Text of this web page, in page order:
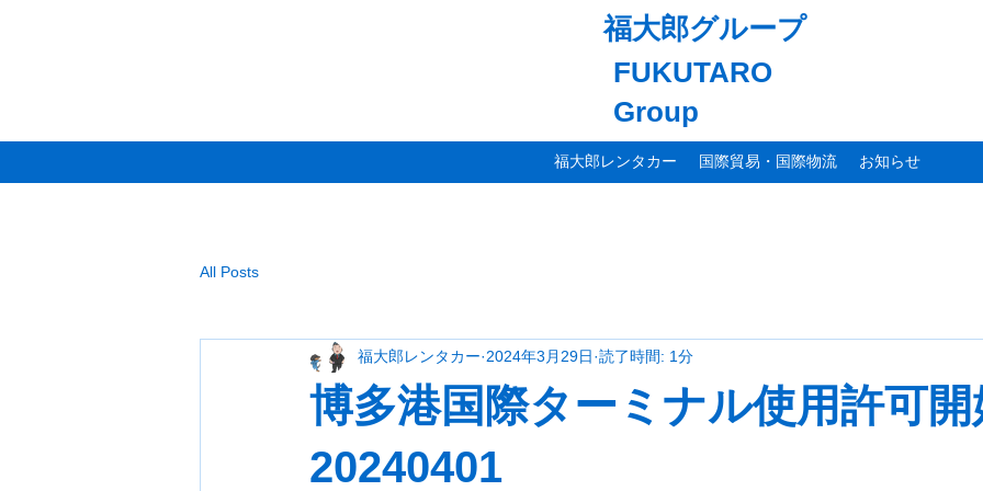
All Posts
博多港国際ターミナル使用許可開
20240401
福大郎レンタカー 2024年3月29日 読了時間: 1分
福大郎グループ
FUKUTARO
Group
福大郎レンタカー 国際貿易・国際物流 お知らせ